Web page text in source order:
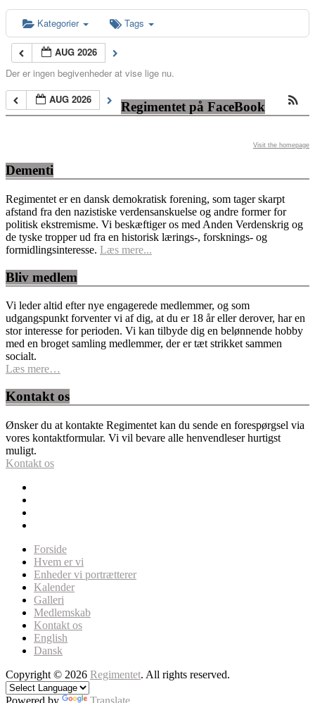
Kategorier Tags
AUG 2026
Der er ingen begivenheder at vise lige nu.
AUG 2026
Regimentet på FaceBook
Visit the homepage
Dementi
Regimentet er en dansk demokratisk forening, som tager skarpt
afstand fra den nazistiske verdensanskuelse og andre former for
politisk ekstremisme. Vi beskæftiger os med Anden Verdenskrig og
de tyske tropper ud fra en historisk lærings-, forsknings- og
formidlingsinteresse. Læs mere...
Bliv medlem
Vi leder altid efter nye engagerede medlemmer, og som
udgangspunkt forventer vi af dig, at du er 18 år eller derover, har en
stor interesse for perioden. Vi kan tilbyde dig en belønnende hobby
med en broget samling medlemmer, der er tæt strikket sammen
socialt.
Læs mere…
Kontakt os
Ønsker du at kontakte Regimentet kan du sende en forespørgsel via
vores kontaktformular. Vi vil bevare alle henvendleser hurtigst
muligt.
Kontakt os
Forside
Hvem er vi
Enheder vi portrætterer
Kalender
Galleri
Medlemskab
Kontakt os
English
Dansk
Copyright © 2026 Regimentet. All rights reserved.
Powered by Translate